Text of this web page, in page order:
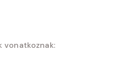
vonatkoznak: